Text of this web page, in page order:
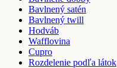
Bavlnený satén
Bavlnený twill
Hodváb
Wafflovina
Cupro
Rozdelenie podľa látok